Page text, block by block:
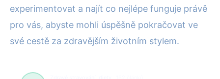
experimentovat a najít co nejlépe funguje právě
pro vás, abyste mohli úspěšně pokračovat ve
své cestě za zdravějším životním stylem.